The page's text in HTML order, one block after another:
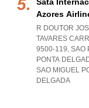
Azores
R DOUTOR
TAVARES
9500-119, SAO
PONTA
SAO MIGUEL
DELGADA